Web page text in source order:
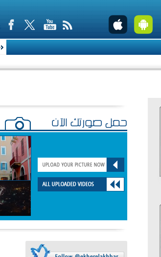
حمّل صورتك الآن